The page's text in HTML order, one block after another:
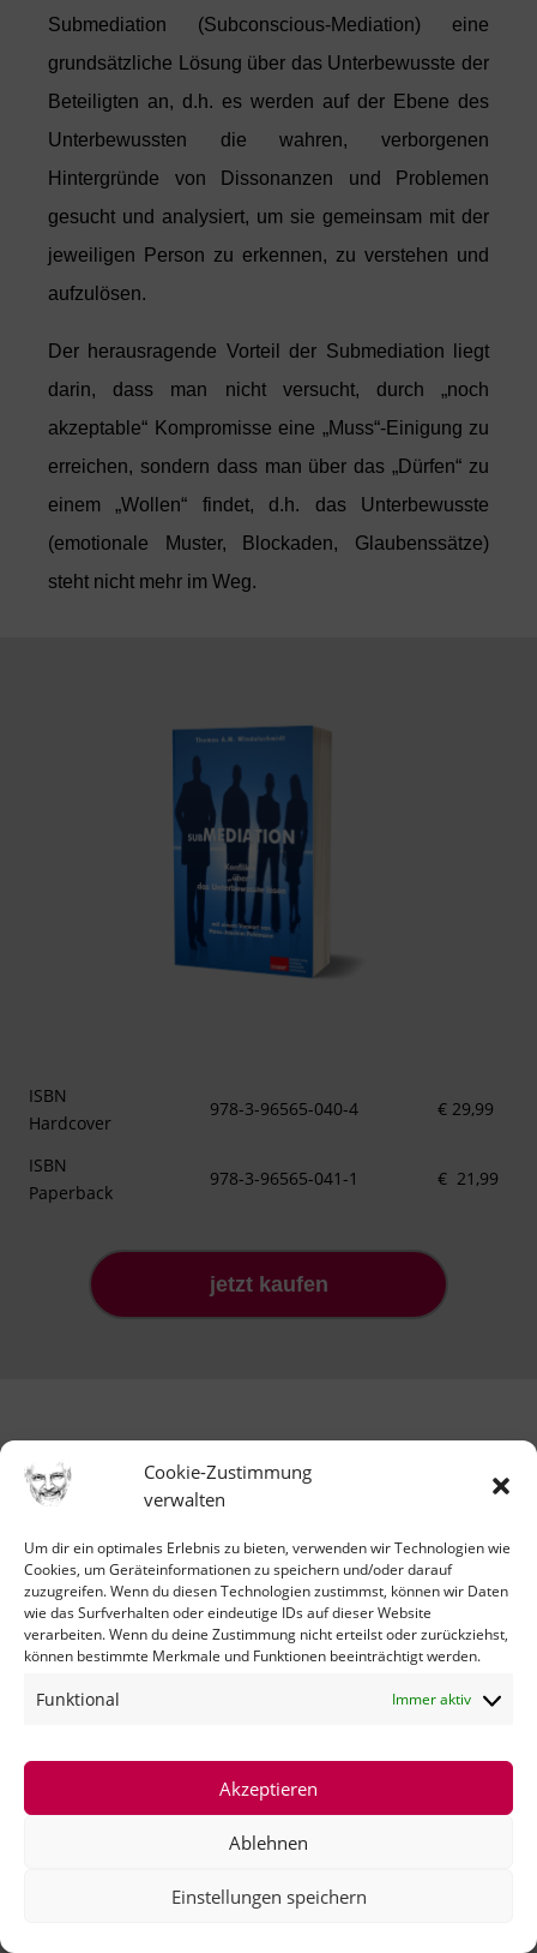
Cookie-Zustimmung
verwalten
Um dir ein optimales Erlebnis zu bieten, verwenden wir Technologien wie
Cookies, um Geräteinformationen zu speichern und/oder darauf
zuzugreifen. Wenn du diesen Technologien zustimmst, können wir Daten
wie das Surfverhalten oder eindeutige IDs auf dieser Website
verarbeiten. Wenn du deine Zustimmung nicht erteilst oder zurückziehst,
können bestimmte Merkmale und Funktionen beeinträchtigt werden.
Funktional Immer aktiv
Akzeptieren
Ablehnen
Einstellungen speichern
Submediation (Subconscious-Mediation) eine
grundsätzliche Lösung über das Unterbewusste der
Beteiligten an, d.h. es werden auf der Ebene des
Unterbewussten die wahren, verborgenen
Hintergründe von Dissonanzen und Problemen
gesucht und analysiert, um sie gemeinsam mit der
jeweiligen Person zu erkennen, zu verstehen und
aufzulösen.
Der herausragende Vorteil der Submediation liegt
darin, dass man nicht versucht, durch „noch
akzeptable“ Kompromisse eine „Muss“-Einigung zu
erreichen, sondern dassman über das „Dürfen“ zu
einem „Wollen“ findet, d.h. dasUnterbewusste
(emotionale Muster, Blockaden, Glaubenssätze)
steht nicht mehr im Weg.
ISBN
Hardcover
978-3-96565-040-4 € 29,99
ISBN
Paperback
978-3-96565-041-1 € 21,99
jetzt kaufen
SUBSELLING
Das Empathie-Hardselling des 3.
Jahrtausends
Verkaufsempfehlungen und Anleitungen, wie man
verkaufen „soll“, um einerfolgreicher Verkäufer zu
sein. Aber ist dies auch die richtige und
erfolgreichste Vorgehensweise zu Beginn des 3.